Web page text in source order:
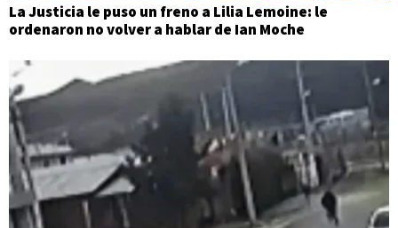
La Justicia le puso un freno a Lilia Lemoine: le
ordenaron no volver a hablar de Ian Moche